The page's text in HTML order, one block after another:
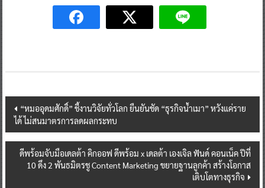
navigation
ได้ ไม่สนมาตรการลดผลกระทบ
ดีพร้อมจับมือเดลต้า คิกออฟ ดีพร้อม x เดลต้า เองเจิล ฟันด์ คอนเน็ค ปีที่
10 ดึง 2 พันธมิตรชู Content Marketing ขยายฐานลูกค้า สร้างโอกาส
เติบโตทางธุรกิจ